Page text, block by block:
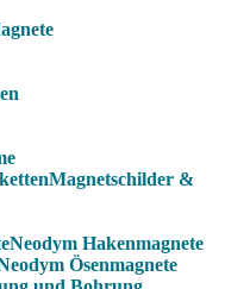
Magnetschilder &
Neodym Hakenmagnete
Ösenmagnete